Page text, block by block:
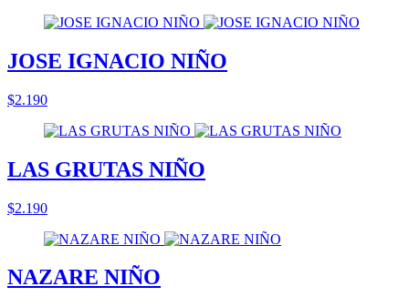
JOSE IGNACIO NIÑO
$2.190
LAS GRUTAS NIÑO
$2.190
NAZARE NIÑO